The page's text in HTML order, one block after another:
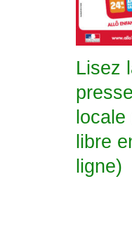
Lisez
presse
libre
ligne)